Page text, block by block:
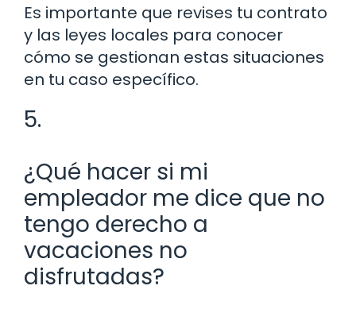
Es importante que revises tu contrato
y las leyes locales para conocer
cómo se gestionan estas situaciones
en tu caso específico.
5.
¿Qué hacer si mi
empleador me dice que no
tengo derecho a
vacaciones no
disfrutadas?